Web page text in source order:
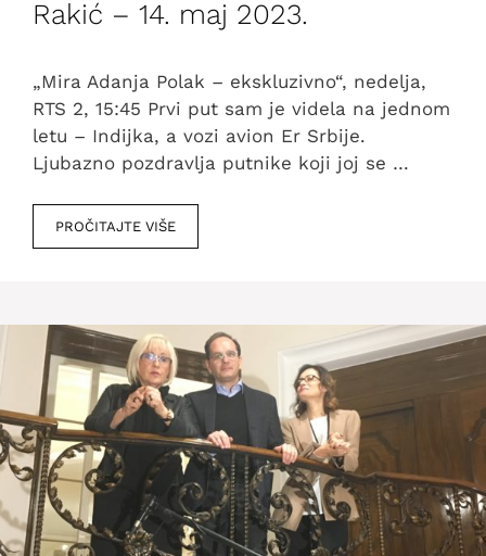
Rakić – 14. maj 2023.
„Mira Adanja Polak – ekskluzivno“, nedelja,
RTS 2, 15:45 Prvi put sam je videla na jednom
letu – Indijka, a vozi avion Er Srbije.
Ljubazno pozdravlja putnike koji joj se …
PROČITAJTE VIŠE